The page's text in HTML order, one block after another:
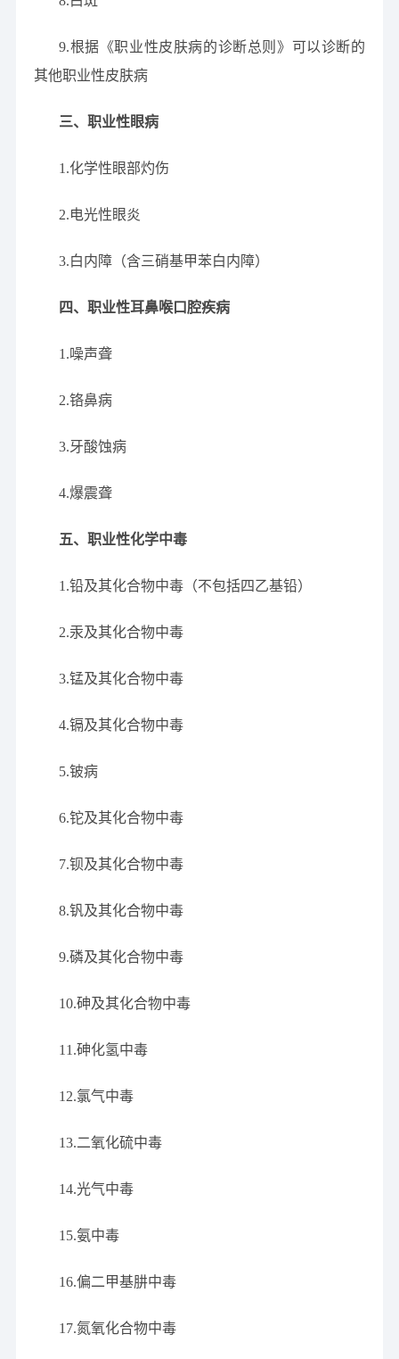
9.根据《职业性皮肤病的诊断总则》可以诊断的
其他职业性皮肤病
三、职业性眼病
1.化学性眼部灼伤
2.电光性眼炎
3.白内障（含三硝基甲苯白内障）
四、职业性耳鼻喉口腔疾病
1.噪声聋
2.铬鼻病
3.牙酸蚀病
4.爆震聋
五、职业性化学中毒
1.铅及其化合物中毒（不包括四乙基铅）
2.汞及其化合物中毒
3.锰及其化合物中毒
4.镉及其化合物中毒
5.铍病
6.铊及其化合物中毒
7.钡及其化合物中毒
8.钒及其化合物中毒
9.磷及其化合物中毒
10.砷及其化合物中毒
11.砷化氢中毒
12.氯气中毒
13.二氧化硫中毒
14.光气中毒
15.氨中毒
16.偏二甲基肼中毒
17.氮氧化合物中毒